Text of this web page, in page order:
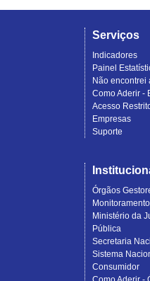
Serviços
Indicadores
Painel
Não encontrei
Como Aderir -
Acesso
Empresas
Suporte
Órgãos
Monitoramento
Ministério da
Pública
Secretaria
Sistema
Consumidor